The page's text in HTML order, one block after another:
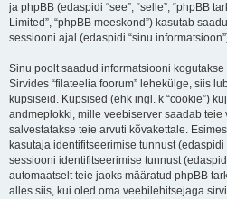
ja phpBB (edaspidi “see”, “selle”, “phpBB
Limited”, “phpBB meeskond”) kasutab
sessiooni ajal (edaspidi “sinu
Sinu poolt saadud informatsiooni
Sirvides “filateelia foorum” lehekülge, siis
küpsiseid. Küpsised (ehk ingl. k “cookie”)
andmeplokki, mille veebiserver saadab
salvestatakse teie arvuti kõvakettale.
kasutaja identifitseerimise tunnust
sessiooni identifitseerimise tunnust
automaatselt teie jaoks määratud phpBB
alles siis, kui oled oma veebilehitsejaga